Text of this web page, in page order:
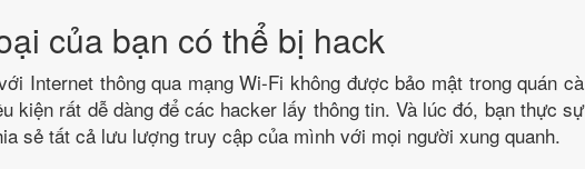
của bạn có thể bị hack
Internet thông qua mạng Wi-Fi không được bảo mật trong quán cà
kiện rất dễ dàng để các hacker lấy thông tin. Và lúc đó, bạn thực sự
sẻ tất cả lưu lượng truy cập của mình với mọi người xung quanh.